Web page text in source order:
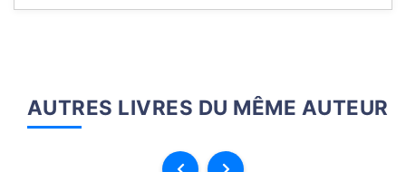
AUTRES LIVRES DU MÊME AUTEUR